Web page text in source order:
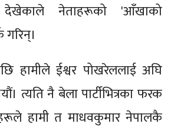
देखेकाले नेताहरूको 'आँखाको
हामीले ईश्वर पोखरेललाई अघि
त्यति नै बेला पार्टीभित्रका फरक
हामी त माधवकुमार नेपालकै